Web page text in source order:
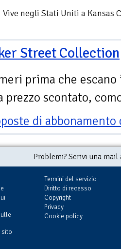
Vive negli Stati Uniti a Kansas
Street Collection
prima che escano
prezzo scontato,
di
Problemi? Scrivi una
sito
Termini del servizio
Diritto di recesso
Copyright
Privacy
Cookie policy